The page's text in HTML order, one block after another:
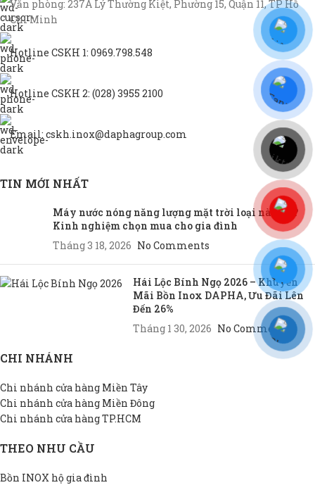
Văn phòng: 237A Lý Thường Kiệt, Phường 15, Quận 11, TP Hồ
Chí Minh
Hotline CSKH 1: 0969.798.548
Hotline CSKH 2: (028) 3955 2100
Email: cskh.inox@daphagroup.com
TIN MỚI NHẤT
Máy nước nóng năng lượng mặt trời loại nào tốt?
Kinh nghiệm chọn mua cho gia đình
Tháng 3 18, 2026 No Comments
Hái Lộc Bính Ngọ 2026 – Khuyến
Mãi Bồn Inox DAPHA, Ưu Đãi Lên
Đến 26%
Tháng 1 30, 2026 No Comments
CHI NHÁNH
Chi nhánh cửa hàng Miền Tây
Chi nhánh cửa hàng Miền Đông
Chi nhánh cửa hàng TP.HCM
THEO NHU CẦU
Bồn INOX hộ gia đình